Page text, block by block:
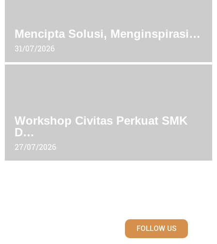
Mencipta Solusi, Menginspirasi…
31/07/2026
Workshop Civitas Perkuat SMK
D…
27/07/2026
FOLLOW US